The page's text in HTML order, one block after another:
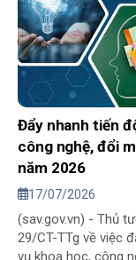
Đẩy nhanh tiến
công nghệ, đổi
năm 2026
17/07/2026
(sav.gov.vn) - Thủ
29/CT-TTg về việc
vụ khoa học, công